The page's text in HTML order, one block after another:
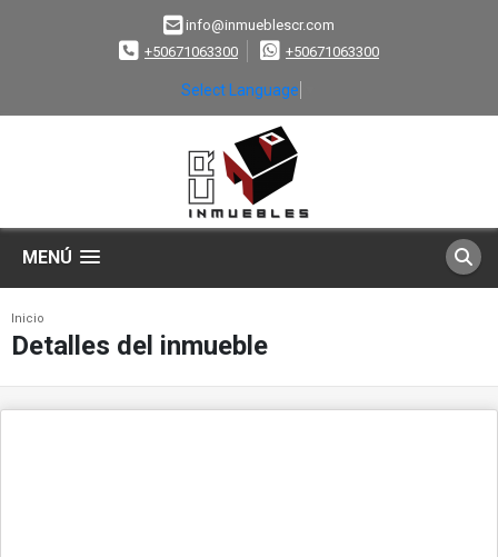
info@inmueblescr.com
+50671063300
+50671063300
Select Language
MENÚ
Inicio
Detalles del inmueble